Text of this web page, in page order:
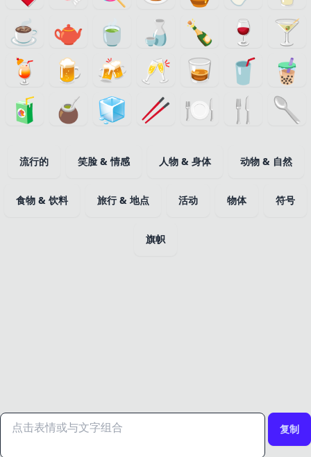
☕ 🫖 🍵 🍶 🍾 🍷
🍸
🍹
🍺 🍻 🥂 🥃 🥤
🧋
🧃
🧉 🧊 🥢 🍽️ 🍴 🥄
流行的 笑脸 & 情感 人物 & 身体 动物 & 自然
食物 & 饮料 旅行 & 地点 活动 物体 符号
旗帜
复制